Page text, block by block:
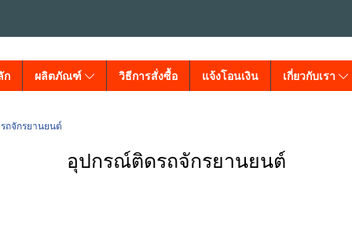
ก ผลิตภัณฑ์ วิธีการสั่งซื้อ แจ้งโอนเงิน เกี่ยวกับเรา
ถจักรยานยนต์
อุปกรณ์ติดรถจักรยานยนต์